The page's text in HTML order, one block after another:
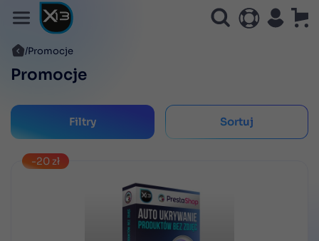
Promocje
Promocje
Filtry Sortuj
-20 zł